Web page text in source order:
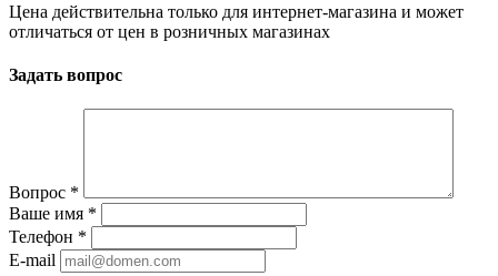
Цена действительна только для интернет-магазина и может
отличаться от цен в розничных магазинах
Задать вопрос
Вопрос *
Ваше имя *
Телефон *
E-mail